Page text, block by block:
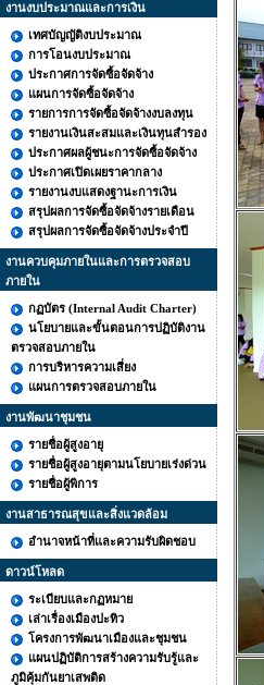
งานงบประมาณและการเงิน
เทศบัญญัติงบประมาณ
การโอนงบประมาณ
ประกาศการจัดซื้อจัดจ้าง
แผนการจัดซื้อจัดจ้าง
รายการการจัดซื้อจัดจ้างงบลงทุน
รายงานเงินสะสมและเงินทุนสำรอง
ประกาศผลผู้ชนะการจัดซื้อจัดจ้าง
ประกาศเปิดเผยราคากลาง
รายงานงบแสดงฐานะการเงิน
สรุปผลการจัดซื้อจัดจ้างรายเดือน
สรุปผลการจัดซื้อจัดจ้างประจำปี
งานควบคุมภายในและการตรวจสอบ
ภายใน
กฏบัตร (Internal Audit Charter)
นโยบายและขั้นตอนการปฏิบัติงาน
ตรวจสอบภายใน
การบริหารความเสี่ยง
แผนการตรวจสอบภายใน
งานพัฒนาชุมชน
รายชื่อผู้สูงอายุ
รายชื่อผู้สูงอายุตามนโยบายเร่งด่วน
รายชื่อผู้พิการ
งานสาธารณสุขและสิ่งแวดล้อม
อำนาจหน้าที่และความรับผิดชอบ
ดาวน์โหลด
ระเบียบและกฏหมาย
เล่าเรื่องเมืองปะทิว
โครงการพัฒนาเมืองและชุมชน
แผนปฏิบัติการสร้างความรับรู้และ
ภูมิคุ้มกันยาเสพติด